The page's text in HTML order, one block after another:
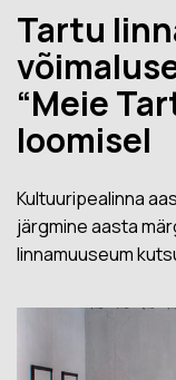
Tartu
“Meie
loomisel
Kultuuripealinna
järgmine aasta
linnamuuseum